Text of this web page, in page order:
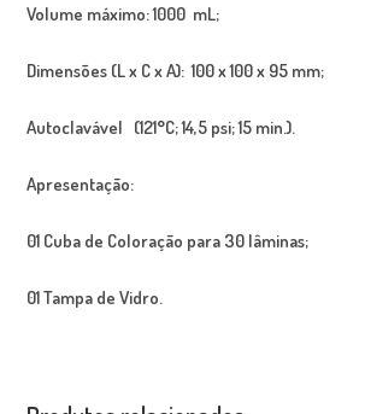
Volume máximo: 1000 mL;
Dimensões (L x C x A): 100 x 100 x 95 mm;
Autoclavável (121°C; 14,5 psi; 15 min.).
Apresentação:
01 Cuba de Coloração para 30 lâminas;
01 Tampa de Vidro.